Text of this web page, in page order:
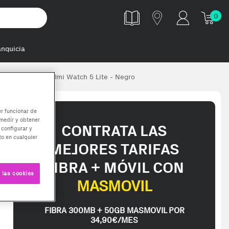
0
Para Xiaomi Redmi Watch 5 Lite - Negro
CONTRATA LAS
MEJORES TARIFAS
FIBRA + MÓVIL CON
MASMOVIL
FIBRA 300MB + 50GB MASMOVIL POR
34,90€/MES
funcionar de
y obtener
y
en cualquier
cookies